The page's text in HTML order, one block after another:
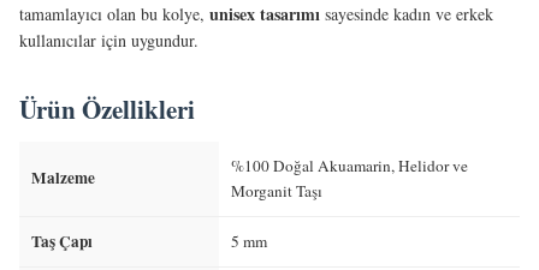
tamamlayıcı olan bu kolye, unisex tasarımı sayesinde kadın ve erkek
kullanıcılar için uygundur.
Ürün Özellikleri
Malzeme
%100 Doğal Akuamarin, Helidor ve
Morganit Taşı
Taş Çapı 5 mm